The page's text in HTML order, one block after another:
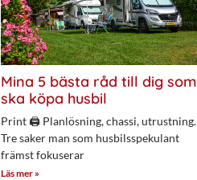
Mina 5 bästa råd till dig som
ska köpa husbil
Print 🖨 Planlösning, chassi, utrustning.
Tre saker man som husbilsspekulant
främst fokuserar
Läs mer »